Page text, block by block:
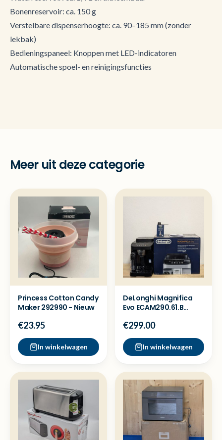
Bonenreservoir: ca. 150 g
Verstelbare dispenserhoogte: ca. 90–185 mm (zonder
lekbak)
Bedieningspaneel: Knoppen met LED-indicatoren
Automatische spoel- en reinigingsfuncties
Meer uit deze categorie
Princess Cotton Candy
Maker 292990 - Nieuw
€23.95
In winkelwagen
DeLonghi Magnifica
Evo ECAM290.61.B
Showmodel
€299.00
In winkelwagen